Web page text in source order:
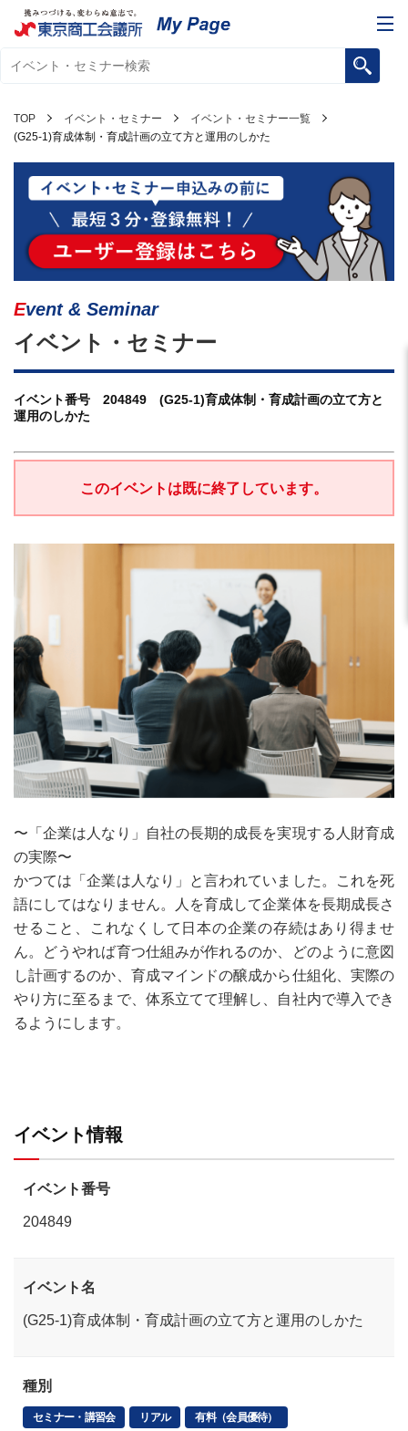
TOP イベント・セミナー
イベント・セミナー一覧
(G25-1)育成体制・育成計画の立て方と運用のしかた
Event & Seminar
イベント・セミナー
イベント番号 204849 (G25-1)育成体制・育成計画の立て方と
運用のしかた
このイベントは既に終了しています。
〜「企業は人なり」自社の長期的成長を実現する人財育成
の実際〜
かつては「企業は人なり」と言われていました。これを死
語にしてはなりません。人を育成して企業体を長期成長さ
せること、これなくして日本の企業の存続はあり得ませ
ん。どうやれば育つ仕組みが作れるのか、どのように意図
し計画するのか、育成マインドの醸成から仕組化、実際の
やり方に至るまで、体系立てて理解し、自社内で導入でき
るようにします。
イベント情報
イベント番号
204849
イベント名
(G25-1)育成体制・育成計画の立て方と運用のしかた
種別
セミナー・講習会 リアル 有料（会員優待）